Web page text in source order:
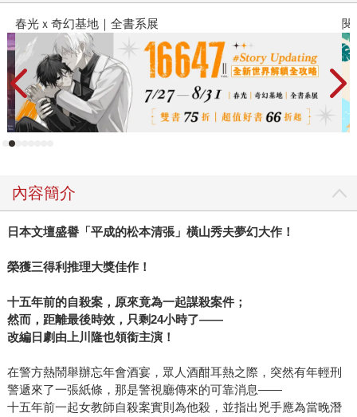
閱讀漫遊錄-2026上半年暢銷榜
內容簡介
日本文壇盛譽「平成的松本清張」橫山秀夫夢幻大作！
榮獲三得利推理大獎佳作！
十五年前的自殺案，原來竟為一起謀殺案件；
然而，距離最後時效，只剩24小時了——
改編日劇由上川隆也領銜主演！
在警方熱鬧舉辦忘年會酒宴，眾人酒酣耳熱之際，突然有年輕刑
警遞來了一張紙條，那是警視廳傳來的可靠消息——
十五年前一起女教師自殺案實則為他殺，並指出兇手應為當晚潛